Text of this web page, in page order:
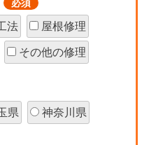
必須
法 屋根修理
その他の修理
県 神奈川県